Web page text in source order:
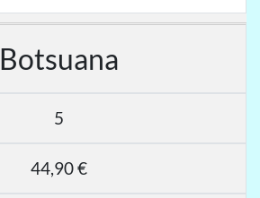
Botsuana
5
44,90 €